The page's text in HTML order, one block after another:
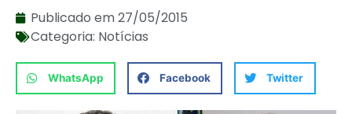
Publicado em27/05/2015
Categoria: Notícias
WhatsApp Facebook Twitter